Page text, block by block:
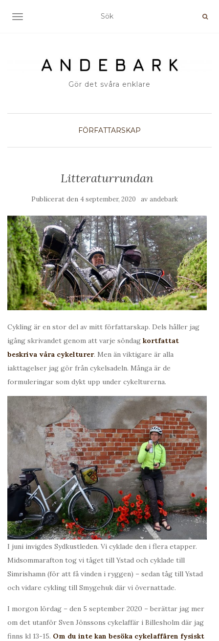
SLÅ PÅ/AV NAVIGERING
Gör det svåra enklare
FÖRFATTARSKAP
Litteraturrundan
Publicerat den 4 september, 2020 av andebark
Cykling är en stor del av mitt författarskap. Dels håller jag
igång skrivandet genom att varje söndag kortfattat
beskriva våra cykelturer. Men än viktigare är alla
iakttagelser jag gör från cykelsadeln. Många är de
formuleringar som dykt upp under cykelturerna.
I juni invigdes Sydkustleden. Vi cyklade den i flera etapper.
Midsommarafton tog vi tåget till Ystad och cyklade till
Simrishamn (för att få vinden i ryggen) – sedan tåg till Ystad
och vidare cykling till Smygehuk där vi övernattade.
I morgon lördag – den 5 september 2020 – berättar jag mer
om det utanför Sven Jönssons cykelaffär i Billesholm där jag
finns kl 13-15. Om du inte kan besöka cykelaffären fysiskt